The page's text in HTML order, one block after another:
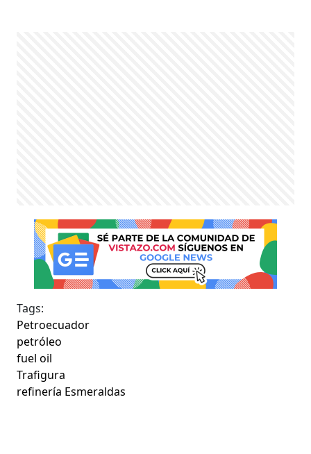
Tags:
Petroecuador
petróleo
fuel oil
Trafigura
refinería Esmeraldas